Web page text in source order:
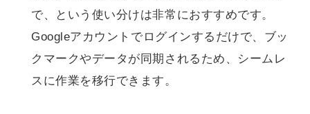
で、という使い分けは非常におすすめです。
Googleアカウントでログインするだけで、ブッ
クマークやデータが同期されるため、シームレ
スに作業を移行できます。